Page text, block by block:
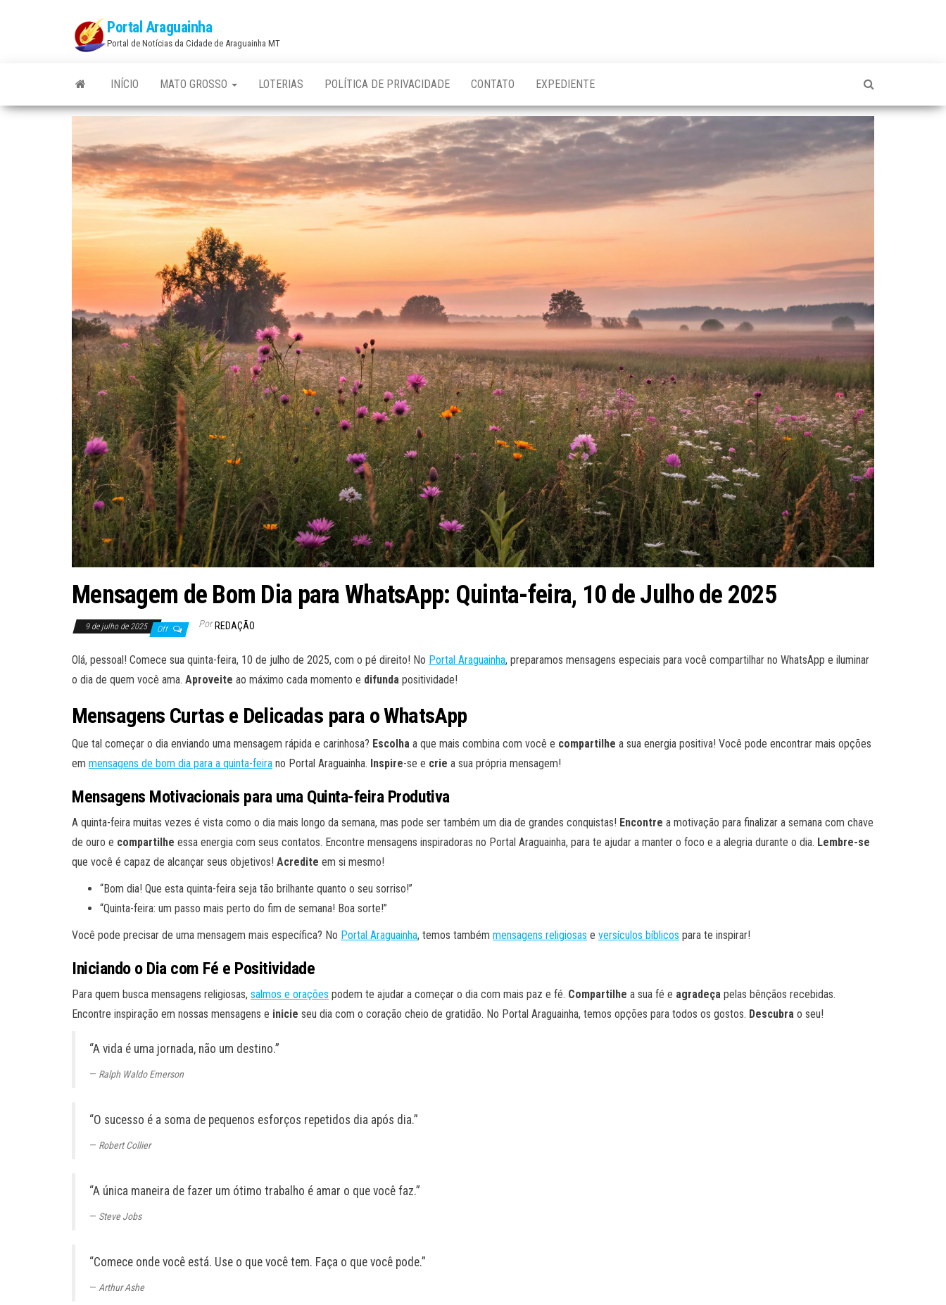
Portal Araguainha
Portal de Notícias da Cidade de Araguainha MT
INÍCIO MATO GROSSO LOTERIAS POLÍTICA DE PRIVACIDADE CONTATO EXPEDIENTE
Mensagem de Bom Dia para WhatsApp: Quinta-feira, 10 de Julho de 2025
9 de julho de 2025 Off Por REDAÇÃO
Olá, pessoal! Comece sua quinta-feira, 10 de julho de 2025, com o pé direito! No Portal Araguainha, preparamos mensagens especiais para você compartilhar no WhatsApp e iluminar
o dia de quem você ama. Aproveite ao máximo cada momento e difunda positividade!
Mensagens Curtas e Delicadas para o WhatsApp
Que tal começar o dia enviando uma mensagem rápida e carinhosa? Escolha a que mais combina com você e compartilhe a sua energia positiva! Você pode encontrar mais opções
em mensagens de bom dia para a quinta-feira no Portal Araguainha. Inspire-se e crie a sua própria mensagem!
Mensagens Motivacionais para uma Quinta-feira Produtiva
A quinta-feira muitas vezes é vista como o dia mais longo da semana, mas pode ser também um dia de grandes conquistas! Encontre a motivação para finalizar a semana com chave
de ouro e compartilhe essa energia com seus contatos. Encontre mensagens inspiradoras no Portal Araguainha, para te ajudar a manter o foco e a alegria durante o dia. Lembre-se
que você é capaz de alcançar seus objetivos! Acredite em si mesmo!
“Bom dia! Que esta quinta-feira seja tão brilhante quanto o seu sorriso!”
“Quinta-feira: um passo mais perto do fim de semana! Boa sorte!”
Você pode precisar de uma mensagem mais específica? No Portal Araguainha, temos também mensagens religiosas e versículos bíblicos para te inspirar!
Iniciando o Dia com Fé e Positividade
Para quem busca mensagens religiosas, salmos e orações podem te ajudar a começar o dia com mais paz e fé. Compartilhe a sua fé e agradeça pelas bênçãos recebidas.
Encontre inspiração em nossas mensagens e inicie seu dia com o coração cheio de gratidão. No Portal Araguainha, temos opções para todos os gostos. Descubra o seu!
“A vida é uma jornada, não um destino.”
Ralph Waldo Emerson
“O sucesso é a soma de pequenos esforços repetidos dia após dia.”
Robert Collier
“A única maneira de fazer um ótimo trabalho é amar o que você faz.”
Steve Jobs
“Comece onde você está. Use o que você tem. Faça o que você pode.”
Arthur Ashe